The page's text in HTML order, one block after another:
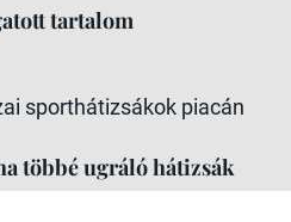
tartalom
sporthátizsákok piacán
többé ugráló hátizsák